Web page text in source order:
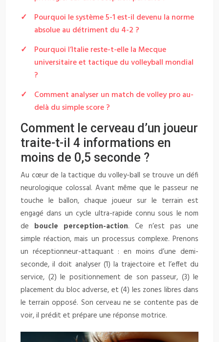
Pourquoi le système 5-1 est-il devenu la norme
absolue au détriment du 4-2 ?
Pourquoi l’Italie reste-t-elle la Mecque
universitaire et tactique du volleyball mondial
?
Comment analyser un match de volley pro au-
delà du simple score ?
Comment le cerveau d’un joueur
traite-t-il 4 informations en
moins de 0,5 seconde ?
Au cœur de la tactique du volley-ball se trouve un défi
neurologique colossal. Avant même que le passeur ne
touche le ballon, chaque joueur sur le terrain est
engagé dans un cycle ultra-rapide connu sous le nom
de boucle perception-action. Ce n’est pas une
simple réaction, mais un processus complexe. Prenons
un réceptionneur-attaquant : en moins d’une demi-
seconde, il doit analyser (1) la trajectoire et l’effet du
service, (2) le positionnement de son passeur, (3) le
placement du bloc adverse, et (4) les zones libres dans
le terrain opposé. Son cerveau ne se contente pas de
voir, il prédit et prépare une réponse motrice.